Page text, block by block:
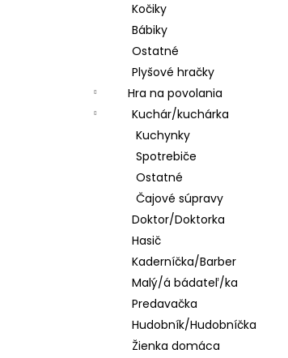
Kočiky
Bábiky
Ostatné
Plyšové hračky
Hra na povolania
Kuchár/kuchárka
Kuchynky
Spotrebiče
Ostatné
Čajové súpravy
Doktor/Doktorka
Hasič
Kaderníčka/Barber
Malý/á bádateľ/ka
Predavačka
Hudobník/Hudobníčka
Žienka domáca